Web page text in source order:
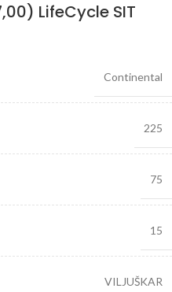
LifeCycle SIT
Continental
225
75
15
VILJUŠKAR